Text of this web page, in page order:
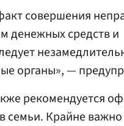
совершения
денежных средств и
органы», —
рекомендуется
семьи. Крайне